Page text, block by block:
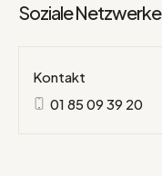
Soziale Netzwerke
Kontakt
01 85 09 39 20